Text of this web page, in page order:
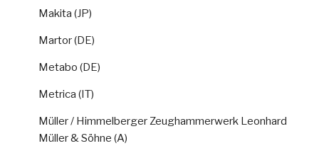
Makita (JP)
Martor (DE)
Metabo (DE)
Metrica (IT)
Müller / Himmelberger Zeughammerwerk Leonhard
Müller & Söhne (A)